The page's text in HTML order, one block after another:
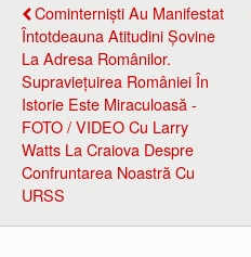
Cominterniști Au Manifestat
Întotdeauna Atitudini Șovine
La Adresa Românilor.
Supraviețuirea României În
Istorie Este Miraculoasă -
FOTO / VIDEO Cu Larry
Watts La Craiova Despre
Confruntarea Noastră Cu
URSS